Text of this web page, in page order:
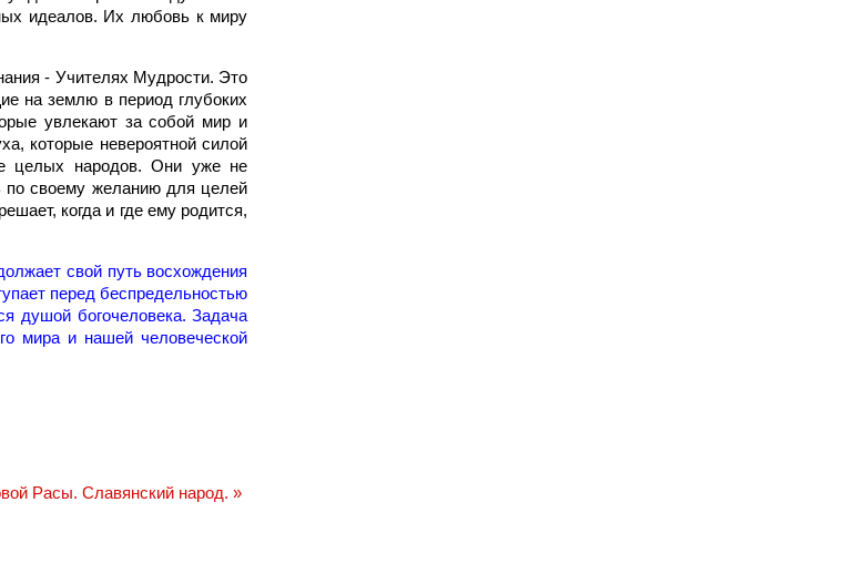
идеалов. Их любовь к миру
- Учителях Мудрости. Это
на землю в период глубоких
увлекают за собой мир и
которые невероятной силой
целых народов. Они уже не
по своему желанию для целей
когда и где ему родится,
свой путь восхождения
перед беспредельностью
душой богочеловека. Задача
мира и нашей человеческой
Расы. Славянский народ.»